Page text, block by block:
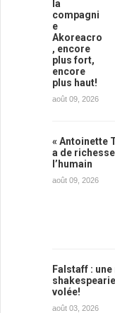
la
compagni
e
Akoreacro
, encore
plus fort,
encore
plus haut!
août 09, 2026
« Antoinette
a de
l’humain
août 09, 2026
Falstaff :
volée!
août 03, 2026